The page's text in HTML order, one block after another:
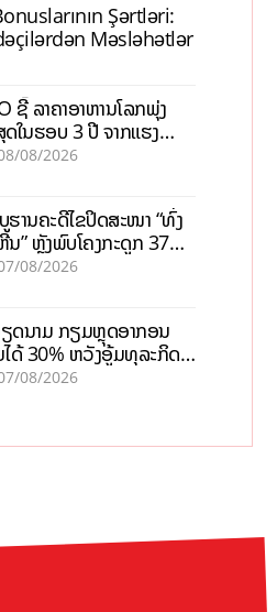
Şərtləri:
Məsləhətlər
ຊີ້ ລາຄາອາຫານໂລກພຸ່ງ
ດໃນຮອບ 3 ປີ ຈາກແຮງ
ນຂອງສົງຄາມ, El nino
08/2026
ຮານຄະດີໄຂປິດສະໜາ “ທົ່ງ
ນ” ຫຼັງພົບໂຄງກະດູກ 37
ນຫີນຍັກ
08/2026
ດນາມ ກຽມຫຼຸດອາກອນ
ໄດ້ 30% ຫວັງອູ້ມທຸລະກິດ
ດນ້ອຍ ແລະ ຈຸນລະ
08/2026